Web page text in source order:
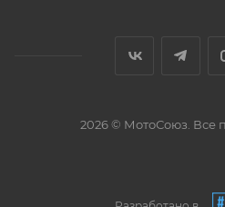
2026 © МотоСоюз. Все